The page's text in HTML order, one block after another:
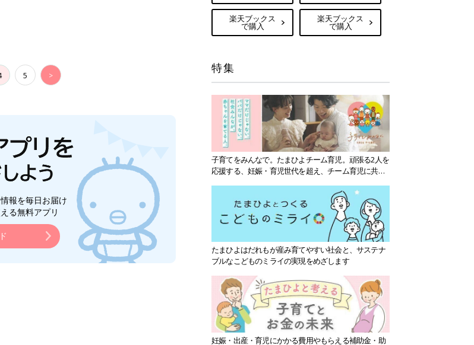
楽天ブックス
で購入
楽天ブックス
で購入
特集
子育てをみんなで。たまひよチーム育児。頑張る2人を
応援する、妊娠・育児世代を超え、チーム育児に共感
たまひよはだれもが産み育てやすい社会と、サステナ
ブルなこどものミライの実現をめざします
妊娠・出産・育児にかかる費用やもらえる補助金・助